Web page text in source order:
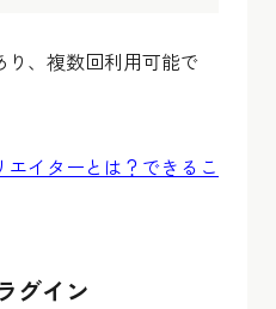
り、複数回利用可能で
エイターとは？できるこ
グイン